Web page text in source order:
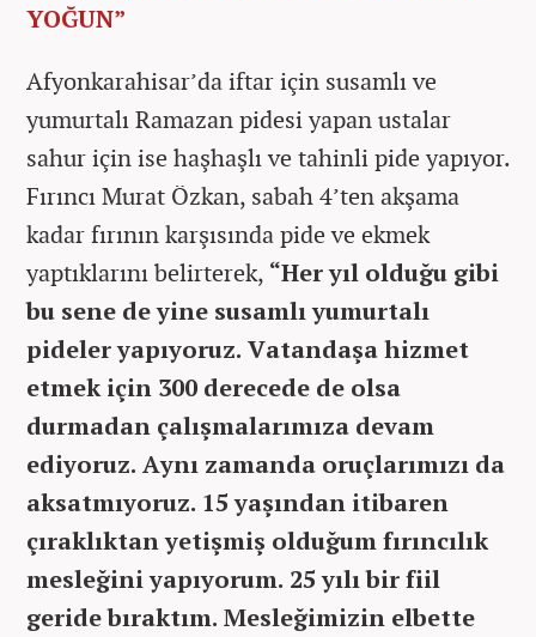
YOĞUN”
Afyonkarahisar’da iftar için susamlı ve
yumurtalı Ramazan pidesi yapan ustalar
sahur için ise haşhaşlı ve tahinli pide yapıyor.
Fırıncı Murat Özkan, sabah 4’ten akşama
kadar fırının karşısında pide ve ekmek
yaptıklarını belirterek, “Her yıl olduğu gibi
bu sene de yine susamlı yumurtalı
pideler yapıyoruz. Vatandaşa hizmet
etmek için 300 derecede de olsa
durmadan çalışmalarımıza devam
ediyoruz. Aynı zamanda oruçlarımızı da
aksatmıyoruz. 15 yaşından itibaren
çıraklıktan yetişmiş olduğum fırıncılık
mesleğini yapıyorum. 25 yılı bir fiil
geride bıraktım. Mesleğimizin elbette